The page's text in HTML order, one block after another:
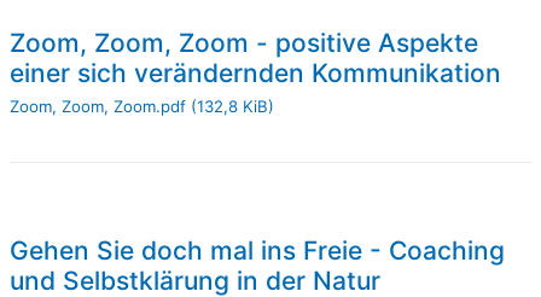
Zoom, Zoom, Zoom - positive Aspekte
einer sich verändernden Kommunikation
Zoom, Zoom, Zoom.pdf (132,8 KiB)
Gehen Sie doch mal ins Freie - Coaching
und Selbstklärung in der Natur